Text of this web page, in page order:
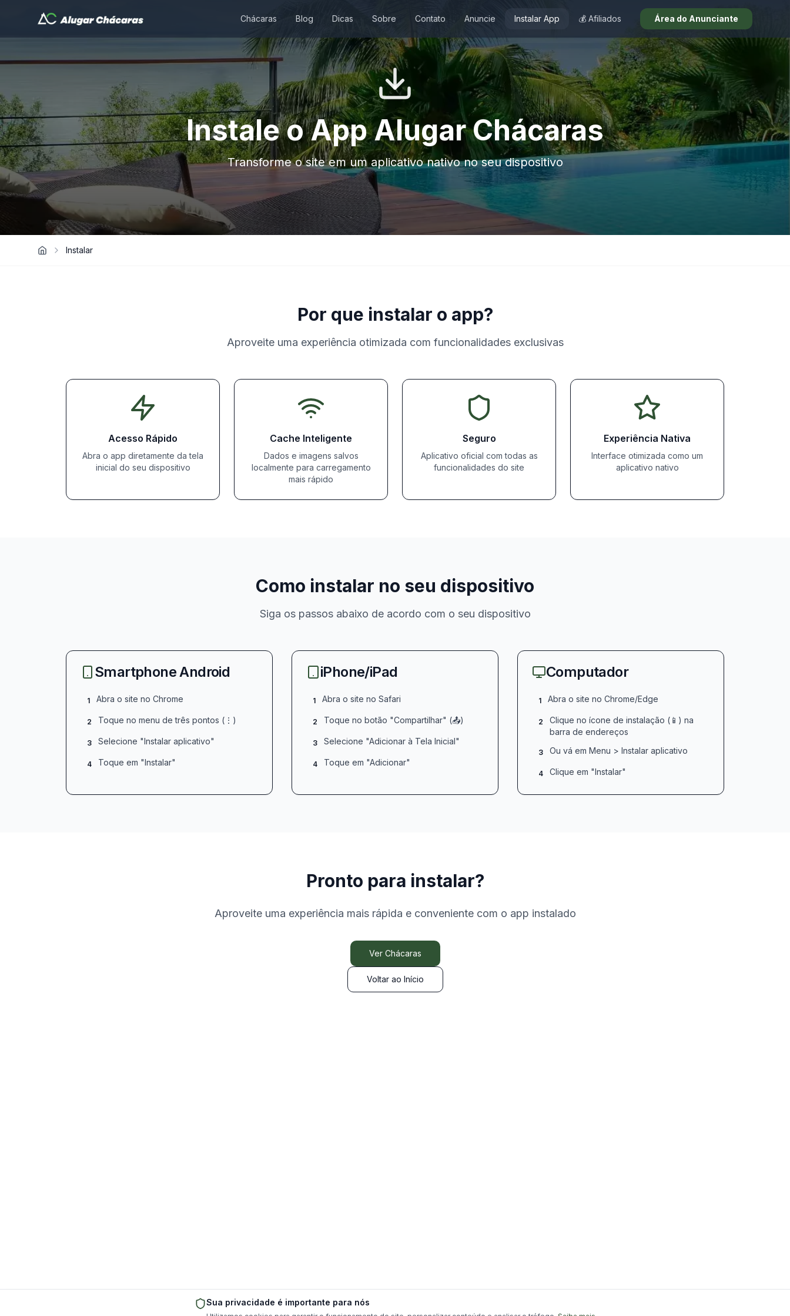
Chácaras Blog Dicas Sobre Contato Anuncie Instalar App 💰 Afiliados Área do Anunciante
Instale o App Alugar Chácaras
Transforme o site em um aplicativo nativo no seu dispositivo
Instalar
Por que instalar o app?
Aproveite uma experiência otimizada com funcionalidades exclusivas
Acesso Rápido
Abra o app diretamente da tela
inicial do seu dispositivo
Cache Inteligente
Dados e imagens salvos
localmente para carregamento
mais rápido
Seguro
Aplicativo oficial com todas as
funcionalidades do site
Experiência Nativa
Interface otimizada como um
aplicativo nativo
Como instalar no seu dispositivo
Siga os passos abaixo de acordo com o seu dispositivo
Smartphone Android
1 Abra o site no Chrome
2 Toque no menu de três pontos (⋮)
3 Selecione "Instalar aplicativo"
4 Toque em "Instalar"
iPhone/iPad
1 Abra o site no Safari
2 Toque no botão "Compartilhar" (📤)
3 Selecione "Adicionar à Tela Inicial"
4 Toque em "Adicionar"
Computador
1 Abra o site no Chrome/Edge
2
Clique no ícone de instalação (📱) na
barra de endereços
3 Ou vá em Menu > Instalar aplicativo
4 Clique em "Instalar"
Pronto para instalar?
Aproveite uma experiência mais rápida e conveniente com o app instalado
Ver Chácaras
Voltar ao Início
Sua privacidade é importante para nós